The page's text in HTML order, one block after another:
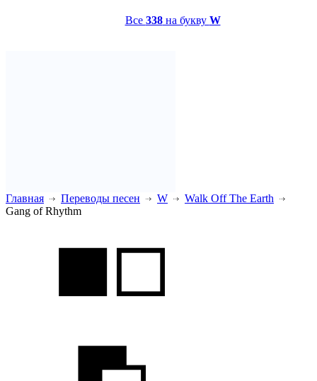
Все 338на букву W
Главная Переводы песен W
Walk Off The Earth
Gang of Rhythm